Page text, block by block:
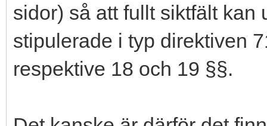
sidor) så att fullt siktfält kan
stipulerade i typ direktiven
respektive 18 och 19 §§.